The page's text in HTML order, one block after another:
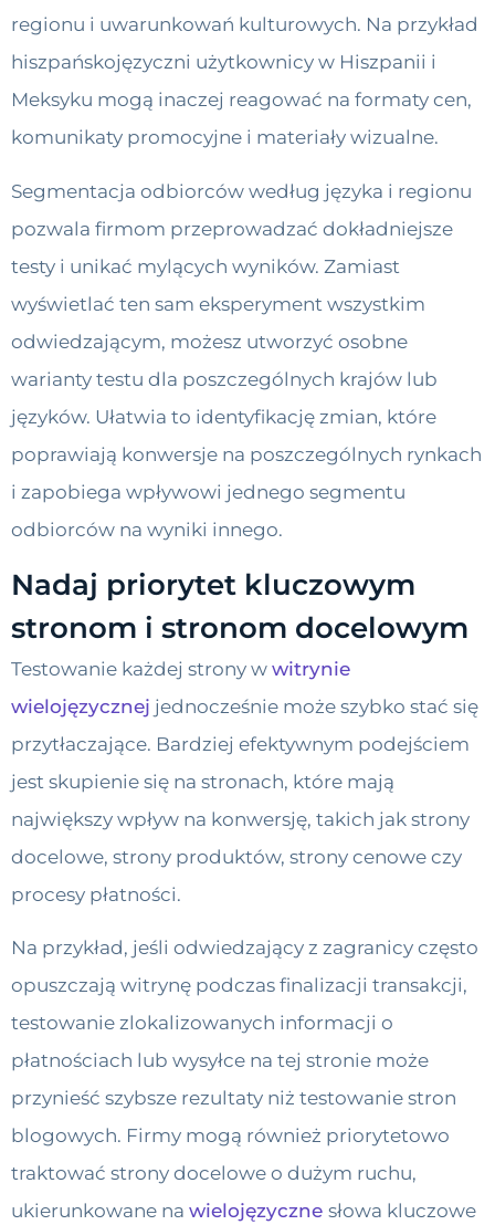
regionu i uwarunkowań kulturowych. Na przykład
hiszpańskojęzyczni użytkownicy w Hiszpanii i
Meksyku mogą inaczej reagować na formaty cen,
komunikaty promocyjne i materiały wizualne.
Segmentacja odbiorców według języka i regionu
pozwala firmom przeprowadzać dokładniejsze
testy i unikać mylących wyników. Zamiast
wyświetlać ten sam eksperyment wszystkim
odwiedzającym, możesz utworzyć osobne
warianty testu dla poszczególnych krajów lub
języków. Ułatwia to identyfikację zmian, które
poprawiają konwersje na poszczególnych rynkach
i zapobiega wpływowi jednego segmentu
odbiorców na wyniki innego.
Nadaj priorytet kluczowym
stronom i stronom docelowym
Testowanie każdej strony w witrynie
wielojęzycznej jednocześnie może szybko stać się
przytłaczające. Bardziej efektywnym podejściem
jest skupienie się na stronach, które mają
największy wpływ na konwersję, takich jak strony
docelowe, strony produktów, strony cenowe czy
procesy płatności.
Na przykład, jeśli odwiedzający z zagranicy często
opuszczają witrynę podczas finalizacji transakcji,
testowanie zlokalizowanych informacji o
płatnościach lub wysyłce na tej stronie może
przynieść szybsze rezultaty niż testowanie stron
blogowych. Firmy mogą również priorytetowo
traktować strony docelowe o dużym ruchu,
ukierunkowane na wielojęzyczne słowa kluczowe